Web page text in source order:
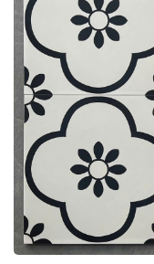
Mã giảm giá:
Ngày hết hạn:
Điều kiện: